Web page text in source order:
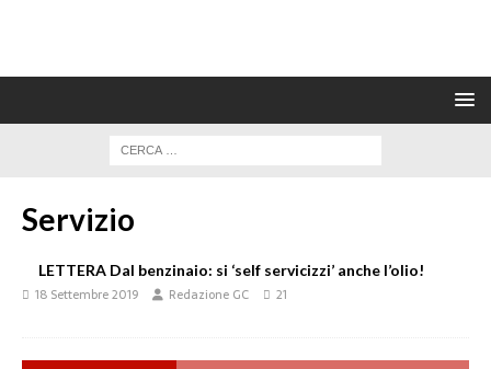
Servizio
LETTERA Dal benzinaio: si ‘self servicizzi’ anche l’olio!
18 Settembre 2019 Redazione GC 21